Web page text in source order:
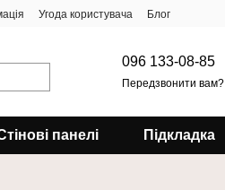
Угода користувача Блог
096 133-08-85
Передзвонити вам?
панелі Підкладка